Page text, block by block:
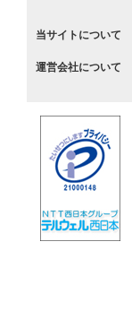
当サイトについて
運営会社について